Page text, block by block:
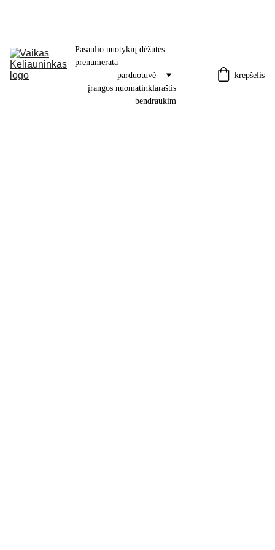
Pasaulio nuotykių dėžutės
prenumerata
parduotuvė
įrangos nuomatinklaraštis
bendraukim
krepšelis